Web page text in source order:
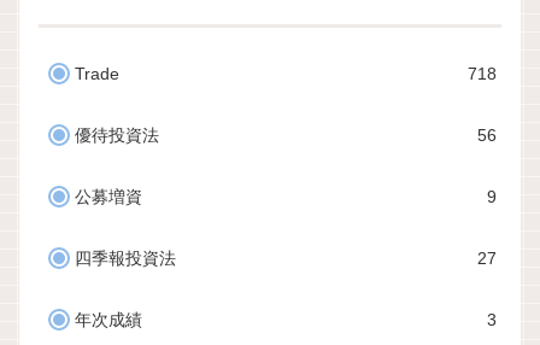
Trade 718
優待投資法 56
公募増資 9
四季報投資法 27
年次成績 3